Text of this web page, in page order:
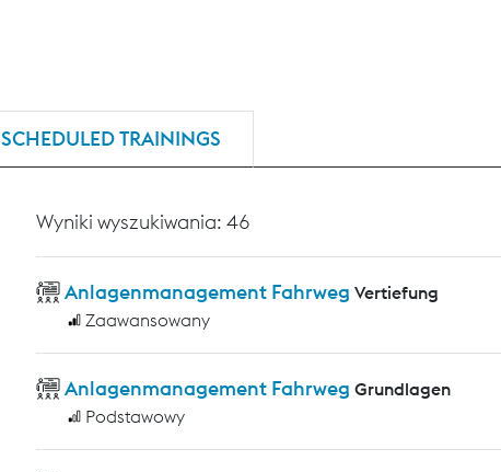
SCHEDULED TRAININGS
Wyniki wyszukiwania: 46
Anlagenmanagement Fahrweg Vertiefung
Zaawansowany
Anlagenmanagement Fahrweg Grundlagen
Podstawowy